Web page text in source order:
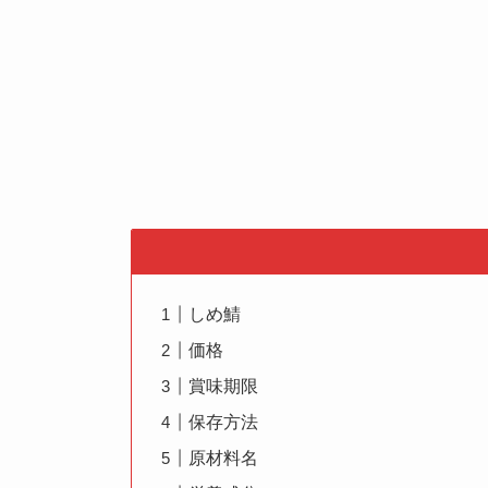
しめ鯖
価格
賞味期限
保存方法
原材料名